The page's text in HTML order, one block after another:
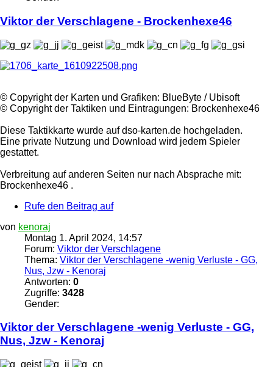
ViktorderVerschlagene - Brockenhexe46
©️ Copyright der Karten und Grafiken: BlueByte / Ubisoft
©️ Copyright der Taktiken und Eintragungen: Brockenhexe46
Diese Taktikkarte wurde auf dso-karten.de hochgeladen.
Eine private Nutzung und Download wird jedem Spieler
gestattet.
Verbreitung auf anderen Seiten nur nach Absprache mit:
Brockenhexe46 .
Rufe den Beitrag auf
von kenoraj
Montag 1. April 2024, 14:57
Forum: Viktor der Verschlagene
Thema: Viktor der Verschlagene -wenig Verluste - GG,
Nus, Jzw - Kenoraj
Antworten: 0
Zugriffe: 3428
Gender:
ViktorderVerschlagene -wenig Verluste - GG,
Nus, Jzw - Kenoraj